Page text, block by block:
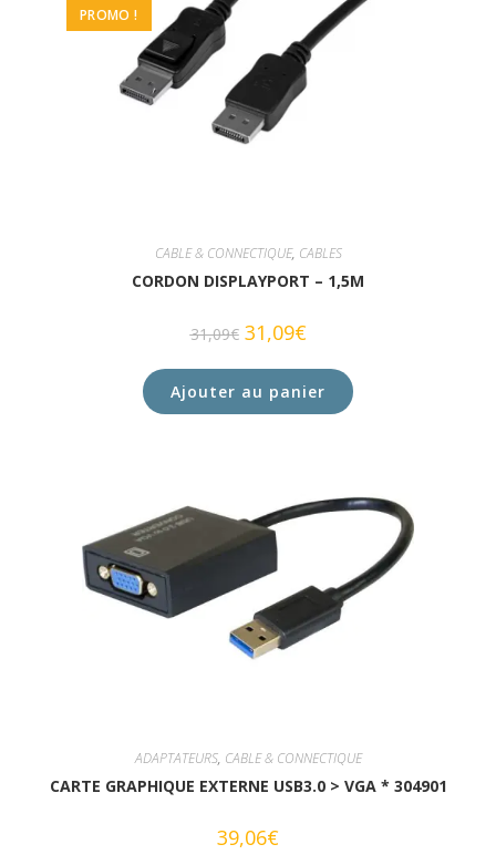
PROMO !
CABLE & CONNECTIQUE, CABLES
CORDON DISPLAYPORT – 1,5M
31,09€ 31,09€
Ajouter au panier
ADAPTATEURS, CABLE & CONNECTIQUE
CARTE GRAPHIQUE EXTERNE USB3.0 > VGA * 304901
39,06€